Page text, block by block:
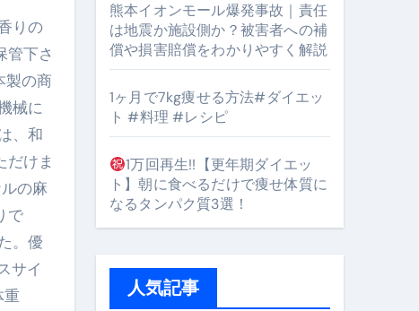
なるのが独自ドメイン
最安で手に入れる方法
防衛システム」完全ガイド
イド
”実践大全
りの
管下さ
製の商
械に
、和
だけま
の麻
で
。優
サイ
重
熊本イオンモール爆発事故｜責任
は地震か施設側か？被害者への補
償や損害賠償をわかりやすく解説
1ヶ月で7kg痩せる方法#ダイエッ
ト #料理 #レシピ
1万回再生!!【更年期ダイエッ
ト】朝に食べるだけで痩せ体質に
なるタンパク質3選！
人気記事